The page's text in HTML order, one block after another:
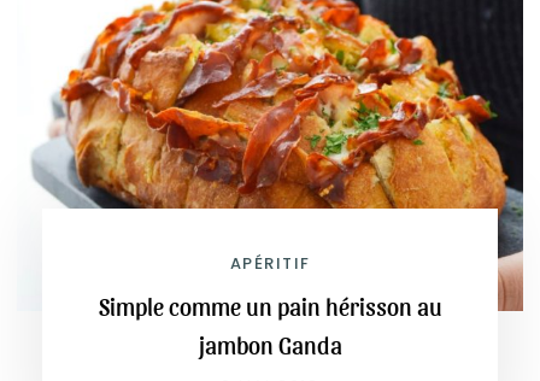
APÉRITIF
Simple comme un pain hérisson au
jambon Ganda